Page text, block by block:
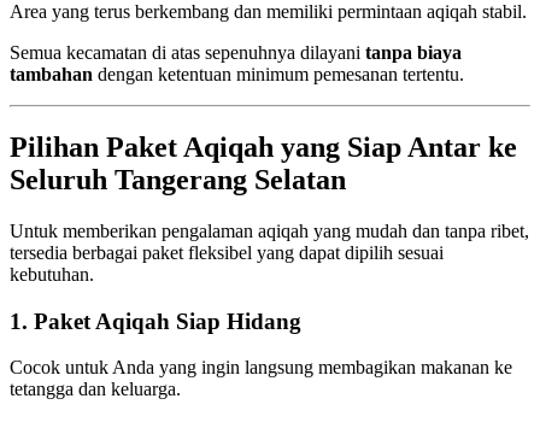
Area yang terus berkembang dan memiliki permintaan aqiqah stabil.
Semua kecamatan di atas sepenuhnya dilayani tanpa biaya
tambahan dengan ketentuan minimum pemesanan tertentu.
Pilihan Paket Aqiqah yang Siap Antar ke
Seluruh Tangerang Selatan
Untuk memberikan pengalaman aqiqah yang mudah dan tanpa ribet,
tersedia berbagai paket fleksibel yang dapat dipilih sesuai
kebutuhan.
1. Paket Aqiqah Siap Hidang
Cocok untuk Anda yang ingin langsung membagikan makanan ke
tetangga dan keluarga.